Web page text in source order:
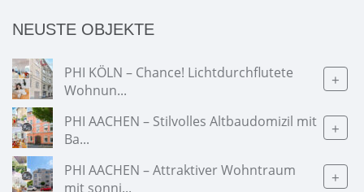
NEUSTE OBJEKTE
PHI KÖLN – Chance! Lichtdurchflutete
Wohnun...
+
PHI AACHEN – Stilvolles Altbaudomizil mit
Ba...
+
PHI AACHEN – Attraktiver Wohntraum
mit sonni...
+